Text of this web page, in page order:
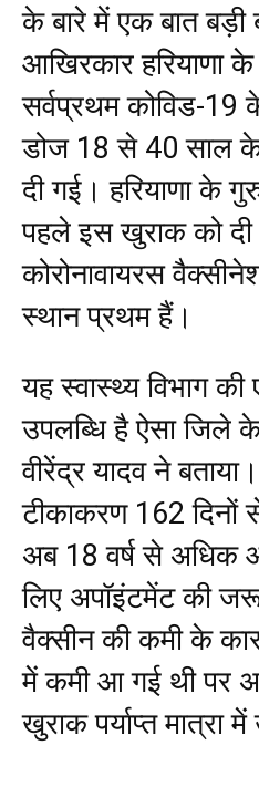
के बारे में एक बात
आखिरकार हरियाणा
सर्वप्रथम कोविड-19
डोज 18 से 40 साल
दी गई। हरियाणा के
पहले इस खुराक को दी
कोरोनावायरस
स्थान प्रथम हैं।
यह स्वास्थ्य विभाग
उपलब्धि है ऐसा जिले
वीरेंद्र यादव ने
टीकाकरण 162
अब 18 वर्ष से अधिक
लिए अपॉइंटमेंट की
वैक्सीन की कमी के
में कमी आ गई थी पर
खुराक पर्याप्त मात्रा